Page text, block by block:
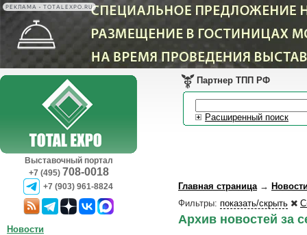
РЕКЛАМА • TOTALEXPO.RU
Выставочный портал
+7 (495) 708-0018
+7 (903) 961-8824
Партнер ТПП РФ
Расширенный поиск
Главная страница→
Фильтры: показать/скрыть
Архив новостей за
Новости